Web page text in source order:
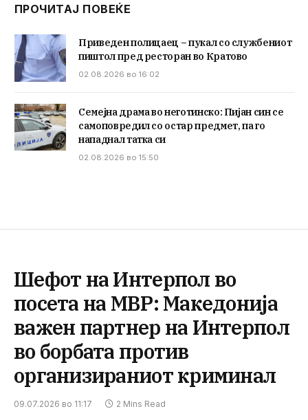
ПРОЧИТАЈ ПОВЕЌЕ
Приведен полицаец – пукал со службениот
пиштол пред ресторан во Кратово
02.08.2026 во 16:02
Семејна драма во неготинско: Пијан син се
самоповредил со остар предмет, па го
нападнал татка си
02.08.2026 во 15:50
Шефот на Интерпол во
посета на МВР: Македонија
важен партнер на Интерпол
во борбата против
организираниот криминал
09.07.2026 во 11:17 2 Mins Read